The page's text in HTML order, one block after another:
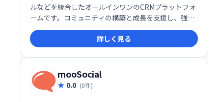
ルなどを統合したオールインワンのCRMプラットフォ
ームです。コミュニティの構築と成長を支援し、強力
かつ柔軟なソリューションで組織の拡大を促進しま
す。ニーズに合わせたカスタマイズが可能で、効率的
なコミュニティ運営を実現します。
詳しく見る
mooSocial
0.0 (0件)